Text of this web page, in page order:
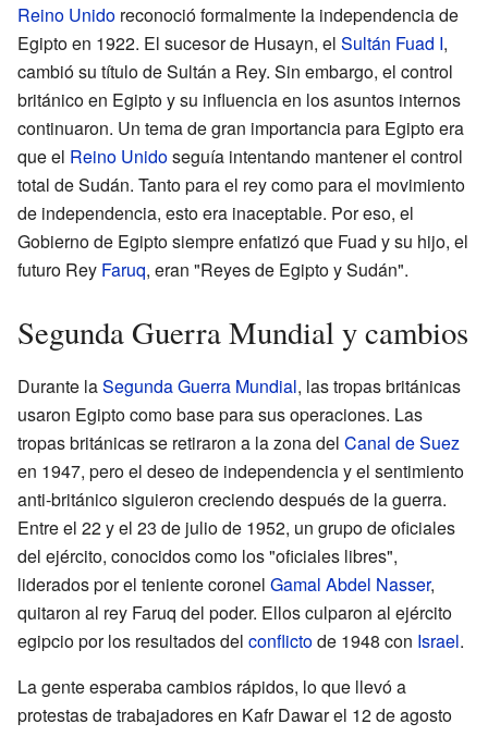
Reino Unido reconoció formalmente la independencia de
Egipto en 1922. El sucesor de Husayn, el Sultán Fuad I,
cambió su título de Sultán a Rey. Sin embargo, el control
británico en Egipto y su influencia en los asuntos internos
continuaron. Un tema de gran importancia para Egipto era
que el Reino Unidoseguía intentando mantener el control
total de Sudán. Tanto para el rey como para el movimiento
de independencia, esto era inaceptable. Por eso, el
Gobierno de Egipto siempre enfatizó que Fuad y su hijo, el
futuro Rey Faruq, eran "Reyes de Egipto y Sudán".
Segunda Guerra Mundial y cambios
Durante laSegunda Guerra Mundial, las tropas británicas
usaron Egipto como base para sus operaciones. Las
tropas británicas se retiraron a la zona del Canal de Suez
en 1947, pero el deseo de independencia y el sentimiento
anti-británico siguieron creciendo después de la guerra.
Entre el 22 y el 23 de julio de 1952, un grupo de oficiales
del ejército, conocidos como los "oficiales libres",
liderados por el teniente coronel Gamal Abdel Nasser,
quitaron al rey Faruq del poder. Ellos culparon al ejército
egipcio por los resultados del conflictode 1948 con Israel.
La gente esperaba cambios rápidos, lo que llevó a
protestas de trabajadores en Kafr Dawar el 12 de agosto